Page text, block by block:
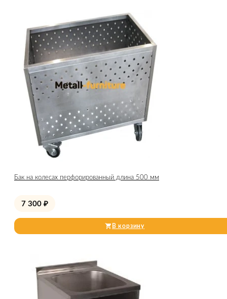
Бак на колесах перфорированный длина 500 мм
7 300 ₽
В корзину